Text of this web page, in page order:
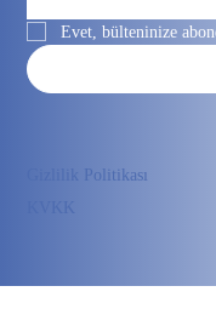
Evet, bülteninize
Gizlilik Politikası
KVKK